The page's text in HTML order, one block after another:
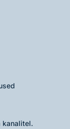
kanalitel.